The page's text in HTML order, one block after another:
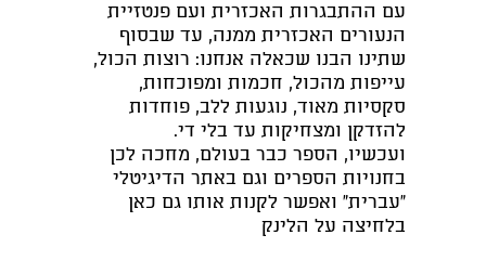
עם ההתבגרות האכזרית ועם פנטזיית
הנעורים האכזרית ממנה, עד שבסוף
שתינו הבנו שכאלה אנחנו: רוצות הכול,
עייפות מהכול, חכמות ומפוכחות,
סקסיות מאוד, נוגעות ללב, פוחדות
להזדקן ומצחיקות עד בלי די.
ועכשיו, הספר כבר בעולם, מחכה לכן
בחנויות הספרים וגם באתר הדיגיטלי
"עברית" ואפשר לקנות אותו גם כאן
בלחיצה על הלינק